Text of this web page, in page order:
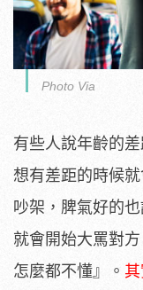
Photo Via
有些人說年齡的
想有差距的時候
吵架，脾氣好的
就會開始大罵對
怎麼都不懂』。